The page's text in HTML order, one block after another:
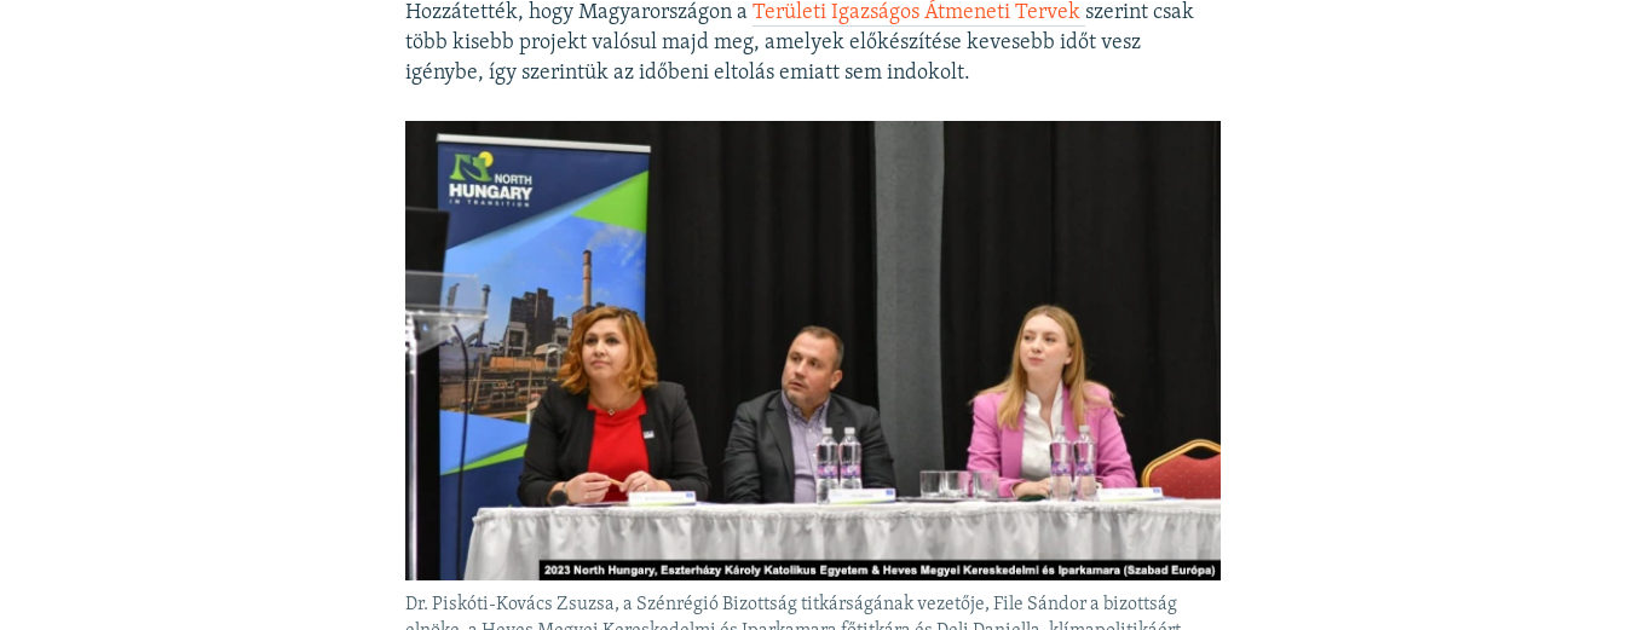
Hozzátették, hogy Magyarországon aTerületi Igazságos Átmeneti Tervek szerint csak
több kisebb projekt valósul majd meg, amelyek előkészítése kevesebb időt vesz
igénybe, így szerintük az időbeni eltolás emiatt sem indokolt.
Dr. Piskóti-Kovács Zsuzsa, a Szénrégió Bizottság titkárságának vezetője, File Sándor a bizottság